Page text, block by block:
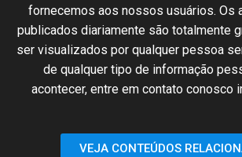
fornecemos aos nossos usuários. Os
publicados diariamente são totalmente
ser visualizados por qualquer pessoa
de qualquertipo de informação
acontecer, entre em contato conosco
VEJA CONTEÚDOS